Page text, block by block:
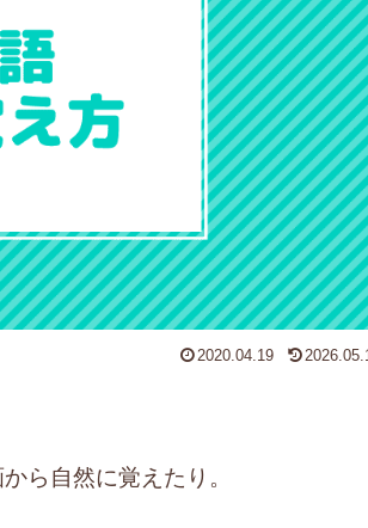
2020.04.19
ら自然に覚えたり。